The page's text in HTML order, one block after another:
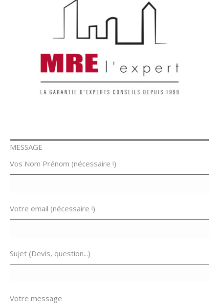
MESSAGE
Vos Nom Prénom (nécessaire !)
Votre email (nécessaire !)
Sujet (Devis, question...)
Votre message